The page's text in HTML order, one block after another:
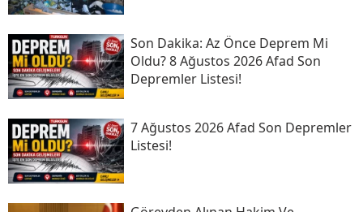
Son Daki̇ka: Az Önce Deprem Mi
Oldu? 8 Ağustos 2026 Afad Son
Depremler Listesi!
7 Ağustos 2026 Afad Son Depremler
Listesi!